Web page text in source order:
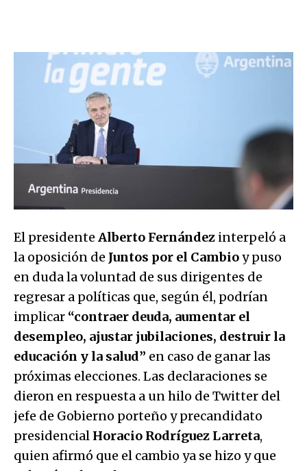
El presidente Alberto Fernández interpeló a
la oposición de Juntos por el Cambioy puso
en duda la voluntad de sus dirigentes de
regresar a políticas que, según él, podrían
implicar “contraer deuda, aumentar el
desempleo, ajustar jubilaciones, destruir la
educación y la salud” en caso de ganar las
próximas elecciones. Las declaraciones se
dieron en respuesta a un hilo de Twitter del
jefe de Gobierno porteño y precandidato
presidencial Horacio Rodríguez Larreta,
quien afirmó que el cambio ya se hizo y que